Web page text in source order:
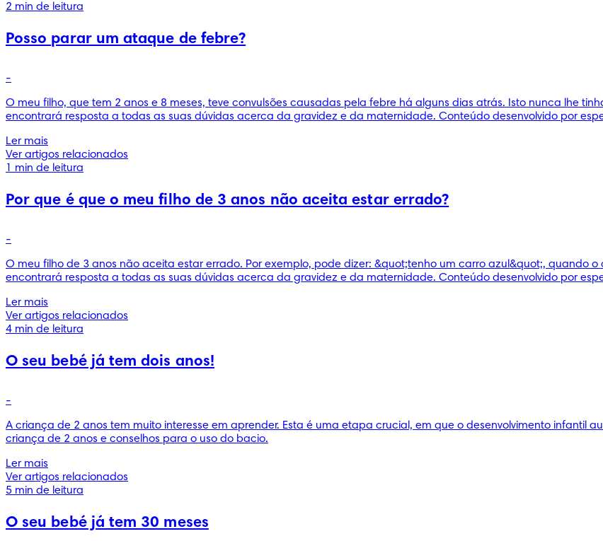
2 min de leitura
Posso parar um ataque de febre?
-
O meu filho, que tem 2 anos e 8 meses, teve convulsões causadas pela febre há alguns dias atrás. Isto nunca lhe
encontrará resposta a todas as suas dúvidas acerca da gravidez e da maternidade. Conteúdo desenvolvido por
Ler mais
Ver artigos relacionados
1 min de leitura
Por que é que o meu filho de 3 anos não aceita estar errado?
-
O meu filho de 3 anos não aceita estar errado. Por exemplo, pode dizer: &quot;tenho um carro azul&quot;, quando o
encontrará resposta a todas as suas dúvidas acerca da gravidez e da maternidade. Conteúdo desenvolvido por
Ler mais
Ver artigos relacionados
4 min de leitura
O seu bebé já tem dois anos!
-
A criança de 2 anos tem muito interesse em aprender. Esta é uma etapa crucial, em que o desenvolvimento infantil
criança de 2 anos e conselhos para o uso do bacio.
Ler mais
Ver artigos relacionados
5 min de leitura
O seu bebé já tem 30 meses